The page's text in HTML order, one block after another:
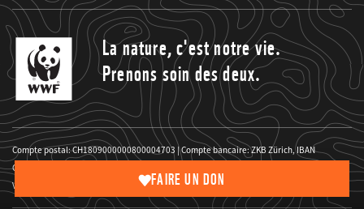
FAIRE UN DON
La nature, c'est notre vie.
Prenons soin des deux.
Compte postal: CH1809000000800004703 | Compte bancaire: ZKB Zürich, IBAN
CH6600700110000204481
Votre don au WWF est déductible des impôts.